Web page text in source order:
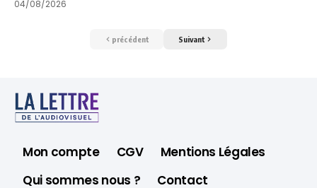
04/08/2026
précédent Suivant
Mon compte CGV
Mentions Légales
Qui sommes nous ?
Contact